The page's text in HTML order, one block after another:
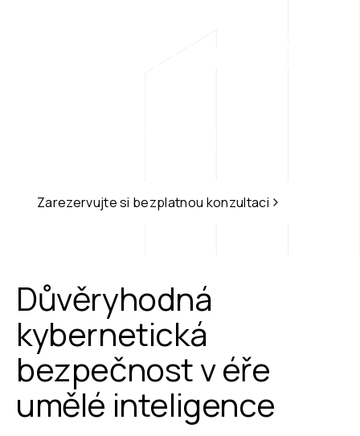
Zarezervujte si bezplatnou konzultaci
Důvěryhodná
kybernetická
bezpečnost v éře
umělé inteligence